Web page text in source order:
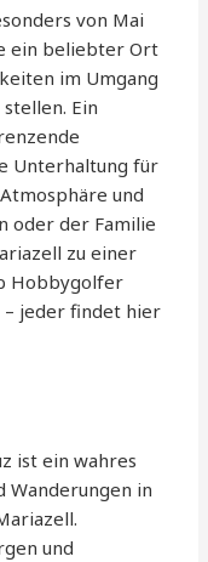
von Mai
ein beliebter Ort
im Umgang
Ein
Unterhaltung für
und
oder der Familie
zu einer
Hobbygolfer
jeder findet hier
ist ein wahres
Wanderungen in
und